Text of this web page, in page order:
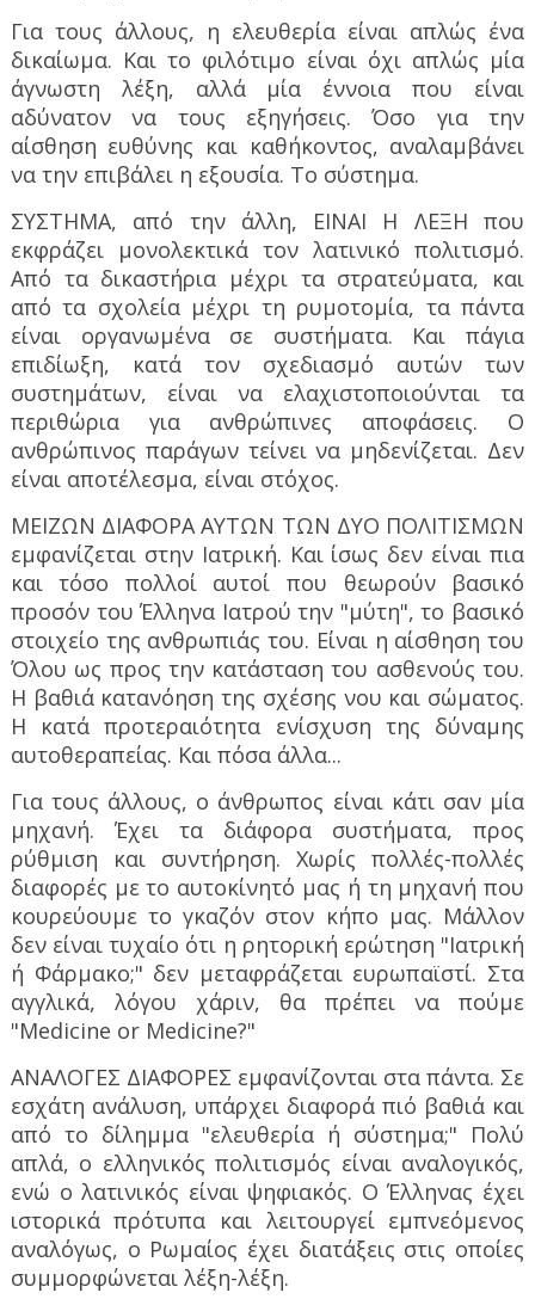
Για τους άλλους, η ελευθερία είναι απλώς ένα
δικαίωμα. Και το φιλότιμο είναι όχι απλώς μία
άγνωστη λέξη, αλλά μία έννοια που είναι
αδύνατον να τους εξηγήσεις. Όσο για την
αίσθηση ευθύνης και καθήκοντος, αναλαμβάνει
να την επιβάλει η εξουσία. Το σύστημα.
ΣΥΣΤΗΜΑ, από την άλλη, ΕΙΝΑΙ Η ΛΕΞΗ που
εκφράζει μονολεκτικά τον λατινικό πολιτισμό.
Από τα δικαστήρια μέχρι τα στρατεύματα, και
από τα σχολεία μέχρι τη ρυμοτομία, τα πάντα
είναι οργανωμένα σε συστήματα. Και πάγια
επιδίωξη, κατά τον σχεδιασμό αυτών των
συστημάτων, είναι να ελαχιστοποιούνται τα
περιθώρια για ανθρώπινες αποφάσεις. Ο
ανθρώπινος παράγων τείνει να μηδενίζεται. Δεν
είναι αποτέλεσμα, είναι στόχος.
ΜΕΙΖΩΝ ΔΙΑΦΟΡΑ ΑΥΤΩΝ ΤΩΝ ΔΥΟ ΠΟΛΙΤΙΣΜΩΝ
εμφανίζεται στην Ιατρική. Και ίσως δεν είναι πια
και τόσο πολλοί αυτοί που θεωρούν βασικό
προσόν του Έλληνα Ιατρού την "μύτη", το βασικό
στοιχείο της ανθρωπιάς του. Είναι η αίσθηση του
Όλου ως προς την κατάσταση του ασθενούς του.
Η βαθιά κατανόηση της σχέσης νου και σώματος.
Η κατά προτεραιότητα ενίσχυση της δύναμης
αυτοθεραπείας. Και πόσα άλλα...
Για τους άλλους, ο άνθρωπος είναι κάτι σαν μία
μηχανή. Έχει τα διάφορα συστήματα, προς
ρύθμιση και συντήρηση. Χωρίς πολλές-πολλές
διαφορές με το αυτοκίνητό μας ή τη μηχανή που
κουρεύουμε το γκαζόν στον κήπο μας. Μάλλον
δεν είναι τυχαίο ότι η ρητορική ερώτηση "Ιατρική
ή Φάρμακο;" δεν μεταφράζεται ευρωπαϊστί. Στα
αγγλικά, λόγου χάριν, θα πρέπει να πούμε
"Medicine or Medicine?"
ΑΝΑΛΟΓΕΣ ΔΙΑΦΟΡΕΣ εμφανίζονται στα πάντα. Σε
εσχάτη ανάλυση, υπάρχει διαφορά πιό βαθιά και
από το δίλημμα "ελευθερία ή σύστημα;" Πολύ
απλά, ο ελληνικός πολιτισμός είναι αναλογικός,
ενώ ο λατινικός είναι ψηφιακός. Ο Έλληνας έχει
ιστορικά πρότυπα και λειτουργεί εμπνεόμενος
αναλόγως, ο Ρωμαίος έχει διατάξεις στις οποίες
συμμορφώνεται λέξη-λέξη.